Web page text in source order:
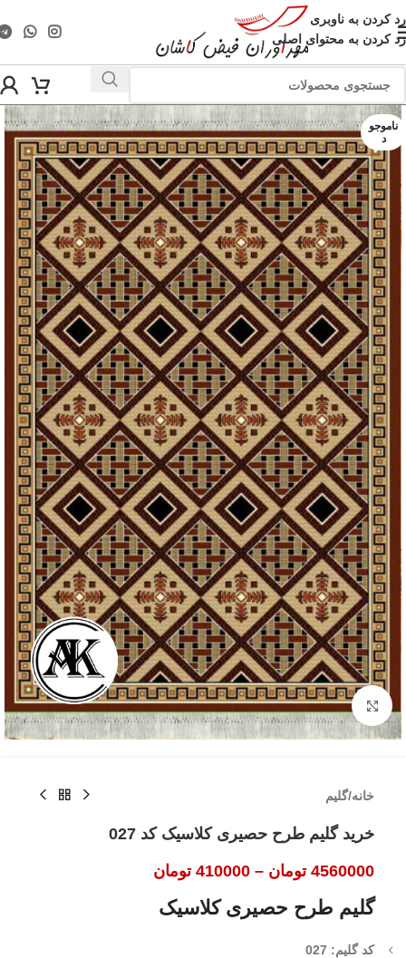
رد کردن به ناوبری
رد کردن به محتوای اصلی
ناموجو
د
بزرگنمایی تصویر
خانه/گلیم
خرید گلیم طرح حصیری کلاسیک کد 027
4560000 تومان –
410000 تومان
گلیم طرح حصیری کلاسیک
کد گلیم: 027